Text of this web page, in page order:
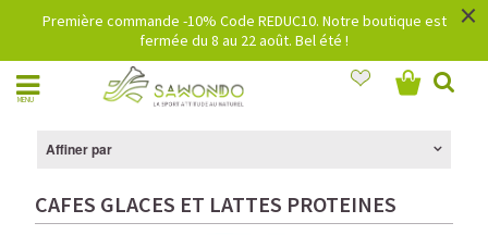
Première commande -10% Code REDUC10. Notre boutique est
fermée du 8 au 22 août. Bel été !
×
MENU
Affiner par
CAFES GLACES ET LATTES PROTEINES